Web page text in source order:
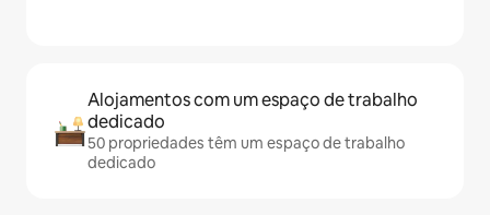
Alojamentos com um espaço de trabalho
dedicado
50 propriedades têm um espaço de trabalho
dedicado